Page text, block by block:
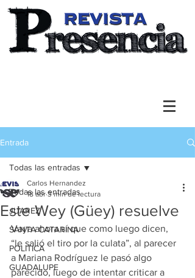
Entrada
Todas las entradas
JUAREZ
SANTA CATARINA
POLITICA
GUADALUPE
Todas las entradas
Este Wey (Güey) resuelve
Carlos Hernandez
18 abr 3 min de lectura
Vaya ahora sí que como luego dicen,
“le salió el tiro por la culata”, al parecer
a Mariana Rodríguez le pasó algo
parecido, luego de intentar criticar a